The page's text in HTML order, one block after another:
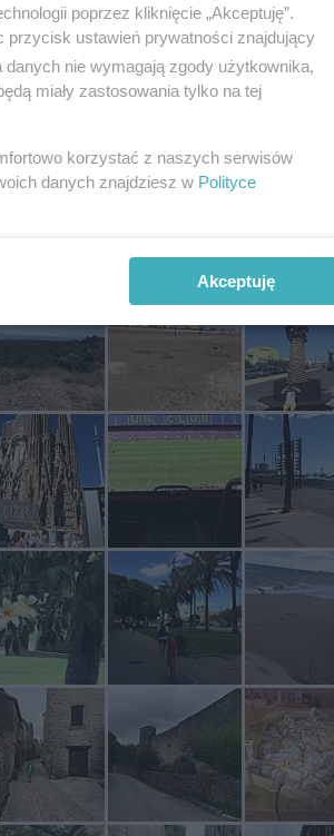
poprzez kliknięcie „Akceptuję”.
przycisk ustawień prywatności znajdujący
nie wymagają zgody użytkownika,
miały zastosowania tylko na tej
korzystać z naszych serwisów
danych znajdziesz w Polityce
Akceptuję